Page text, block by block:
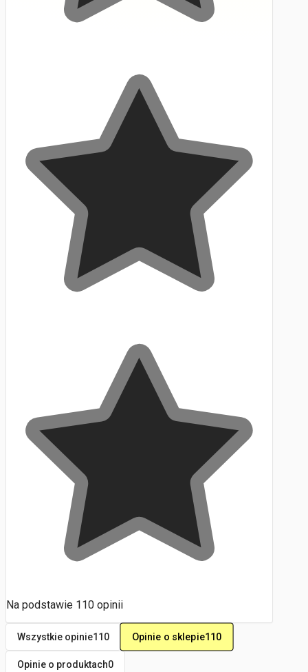
Na podstawie 110 opinii
Wszystkie opinie110 Opinie o sklepie110
Opinie o produktach0